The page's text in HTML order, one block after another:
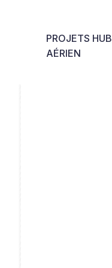
PROJETS HUB
AÉRIEN